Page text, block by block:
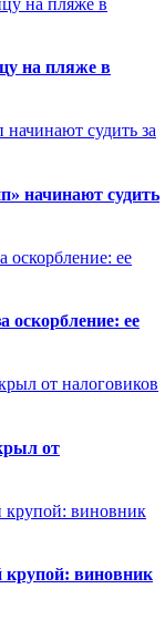
на пляже в
начинают судить
оскорбление: ее
от
крупой: виновник